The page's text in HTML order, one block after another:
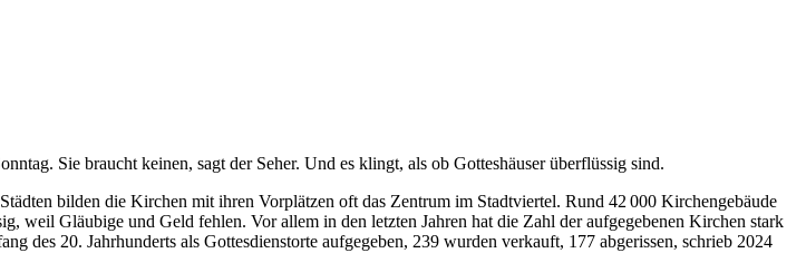
Sie braucht keinen, sagt der Seher. Und es klingt, als ob Gotteshäuser überflüssig sind.
bilden die Kirchen mit ihren Vorplätzen oft das Zentrum im Stadtviertel. Rund 42 000 Kirchengebäude
weil Gläubige und Geld fehlen. Vor allem in den letzten Jahren hat die Zahl der aufgegebenen Kirchen stark
des 20. Jahrhunderts als Gottesdienstorte aufgegeben, 239 wurden verkauft, 177 abgerissen, schrieb 2024